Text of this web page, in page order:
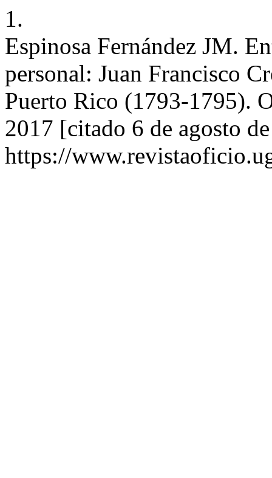
1.
Espinosa Fernández JM.
personal: Juan Francisco
Puerto Rico (1793-1795).
2017 [citado 6 de agosto
https://